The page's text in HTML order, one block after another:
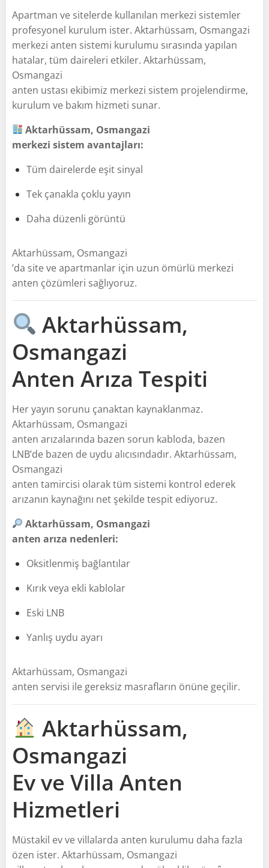
Apartman ve sitelerde kullanılan merkezi sistemler
profesyonel kurulum ister. Aktarhüssam, Osmangazi
merkezi anten sistemi kurulumu sırasında yapılan
hatalar, tüm daireleri etkiler. Aktarhüssam,
Osmangazi
anten ustası ekibimiz merkezi sistem projelendirme,
kurulum ve bakım hizmeti sunar.
Aktarhüssam, Osmangazi
merkezi sistem avantajları:
Tüm dairelerde eşit sinyal
Tek çanakla çoklu yayın
Daha düzenli görüntü
Aktarhüssam, Osmangazi
’da site ve apartmanlar için uzun ömürlü merkezi
anten çözümleri sağlıyoruz.
Aktarhüssam,
Osmangazi
Anten Arıza Tespiti
Her yayın sorunu çanaktan kaynaklanmaz.
Aktarhüssam, Osmangazi
anten arızalarında bazen sorun kabloda, bazen
LNB’de bazen de uydu alıcısındadır. Aktarhüssam,
Osmangazi
anten tamircisi olarak tüm sistemi kontrol ederek
arızanın kaynağını net şekilde tespit ediyoruz.
Aktarhüssam, Osmangazi
anten arıza nedenleri:
Oksitlenmiş bağlantılar
Kırık veya ekli kablolar
Eski LNB
Yanlış uydu ayarı
Aktarhüssam, Osmangazi
anten servisi ile gereksiz masrafların önüne geçilir.
Aktarhüssam,
Osmangazi
Ev ve Villa Anten
Hizmetleri
Müstakil ev ve villalarda anten kurulumu daha fazla
özen ister. Aktarhüssam, Osmangazi